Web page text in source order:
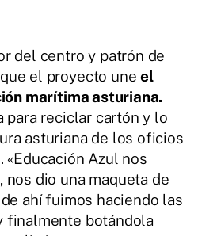
del centro y patrón de
el proyecto uneel
marítima asturiana.
para reciclar cartón y lo
asturiana de los oficios
«Educación Azul nos
dio una maqueta de
ahí fuimos haciendo las
finalmente botándola